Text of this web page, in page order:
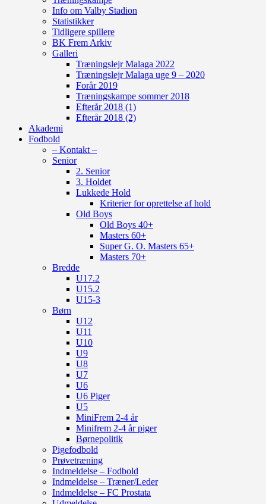
Info om Valby Stadion
Statistikker
Tidligere spillere
BK Frem Arkiv
Galleri
Træningslejr Malaga 2022
Træningslejr Malaga uge 9 – 2020
Forår 2019
Træningskampe sommer 2018
Efterår 2018 (1)
Efterår 2018 (2)
Akademi
Fodbold
– Kontakt –
Senior
2. Senior
3. Holdet
Lukkede Hold
Kriterier for oprettelse af hold
Old Boys
Old Boys 40+
Masters 60+
Super G. O. Masters 65+
Masters 70+
Bredde
U17.2
U15.2
U15-3
Børn
U12
U11
U10
U9
U8
U7
U6
U6 Piger
U5
MiniFrem 2-4 år
Minifrem 2-4 år piger
Børnepolitik
Pigefodbold
Prøvetræning
Indmeldelse – Fodbold
Indmeldelse – Træner/Leder
Indmeldelse – FC Prostata